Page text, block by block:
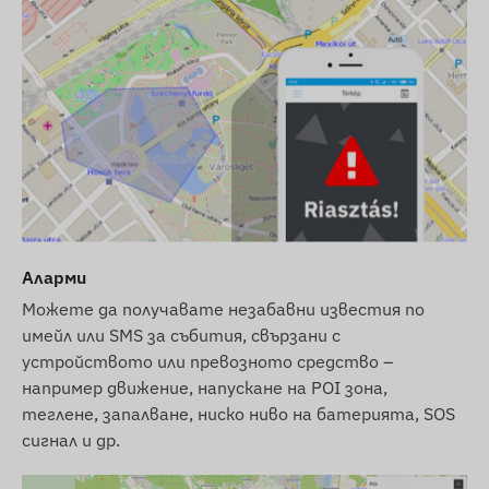
Устройството е защитено с предпазен
етикет, забранено е разглобяването, тъй
като това може да повреди устройството
и ще анулира гаранцията.
Ако желаете да прехвърлите
устройството на друг, моля, свържете се с
нашата клиентска поддръжка за
пререгистрация на потребителя!
Предоставяме сервизно обслужване на
устройството и след изтичане на
гаранционния срок (подмяна на GPS антена,
GSM антена, основна платка и батерия).
Мрежова технология и бъдеще (2G vs 4G):
Това устройство използва класическата
Аларми
Можете да получавате незабавни известия по
имейл или SMS за събития, свързани с
устройството или превозното средство –
например движение, напускане на POI зона,
теглене, запалване, ниско ниво на батерията, SOS
сигнал и др.